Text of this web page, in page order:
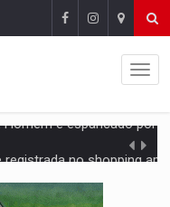
no shopping após colombiana furtar
começam a afetar produtividade e rotina